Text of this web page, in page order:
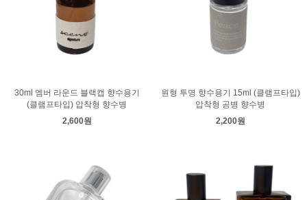
30ml 엠버 라운드 블랙캡 향수용기
(클램프타입) 압착형 향수병
2,600원
원형 투명 향수용기 15ml (클램프타입)
압착형 공병 향수병
2,200원